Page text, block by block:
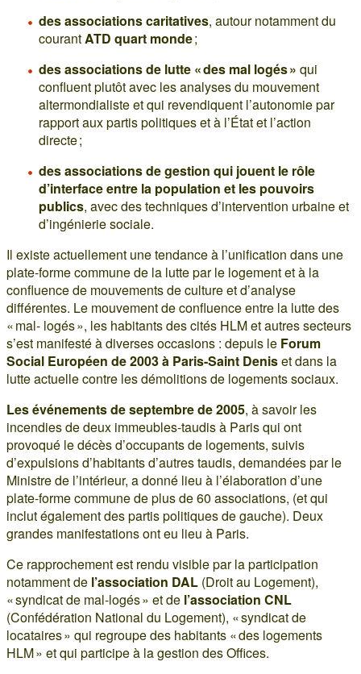
des associations caritatives, autour notamment du
courantATD quart monde;
des associations de lutte « des mal logés » qui
confluent plutôt avec les analyses du mouvement
altermondialiste et qui revendiquent l’autonomie par
rapport aux partis politiques et à l’État et l’action
directe ;
des associations de gestion qui jouent le rôle
d’interface entre la population et les pouvoirs
publics, avec des techniques d’intervention urbaine et
d’ingénierie sociale.
Il existe actuellement une tendance à l’unification dans une
plate-forme commune de la lutte par le logement et à la
confluence de mouvements de culture et d’analyse
différentes. Le mouvement de confluence entre la lutte des
« mal- logés », les habitants des cités HLM et autres secteurs
s’est manifesté à diverses occasions : depuis le Forum
Social Européen de 2003 à Paris-Saint Deniset dans la
lutte actuelle contre les démolitions de logements sociaux.
Les événements de septembre de 2005, à savoir les
incendies de deux immeubles-taudis à Paris qui ont
provoqué le décès d’occupants de logements, suivis
d’expulsions d’habitants d’autres taudis, demandées par le
Ministre de l’intérieur, a donné lieu à l’élaboration d’une
plate-forme commune de plus de 60 associations, (et qui
inclut également des partis politiques de gauche). Deux
grandes manifestations ont eu lieu à Paris.
Ce rapprochement est rendu visible par la participation
notamment de l’association DAL (Droit au Logement),
« syndicat de mal-logés » et de l’association CNL
(Confédération National du Logement), « syndicat de
locataires » qui regroupe des habitants « des logements
HLM » et qui participe à la gestion des Offices.